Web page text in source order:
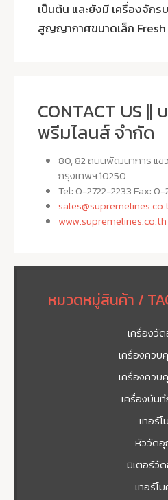
เป็นต้น และยังมี เครื่องจัก
สูญญากาศขนาดเล็ก Fresh
CONTACT US ||
พรีมไลนส์ จำกัด
80, 82 ถนนพัฒนาการ แขว
กรุงเทพฯ 10250
Tel: 0-2722-2233 Fax: 0-
www.supremelines.co.th
หมวดหมู่สินค้า /
เครื่องวั
เครื่องคว
เครื่องควบ
เครื่องบัน
เทอร์
หัววัด
มิเตอร์วั
เทอร์โ